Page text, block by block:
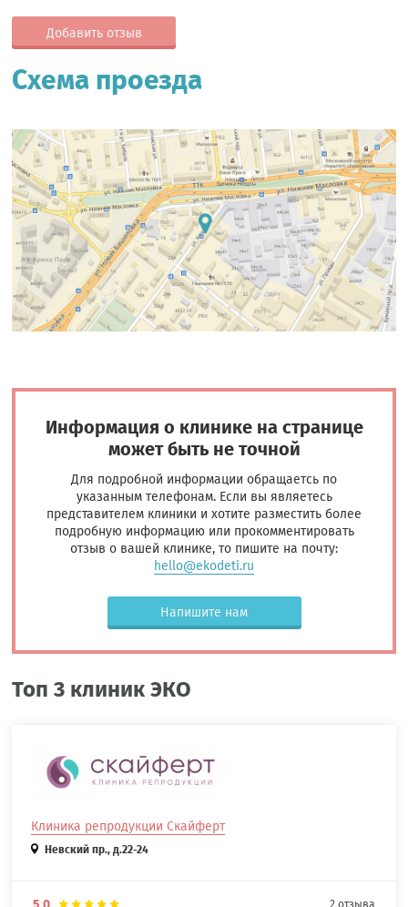
Добавить отзыв
Схема проезда
Информация о клинике на странице
может быть не точной
Для подробной информации обращаетсь по
указанным телефонам. Если вы являетесь
представителем клиники и хотите разместить более
подробную информацию или прокомментировать
отзыв о вашей клинике, то пишите на почту:
hello@ekodeti.ru
Напишите нам
Топ 3 клиник ЭКО
Клиника репродукции Скайферт
Невский пр., д.22-24